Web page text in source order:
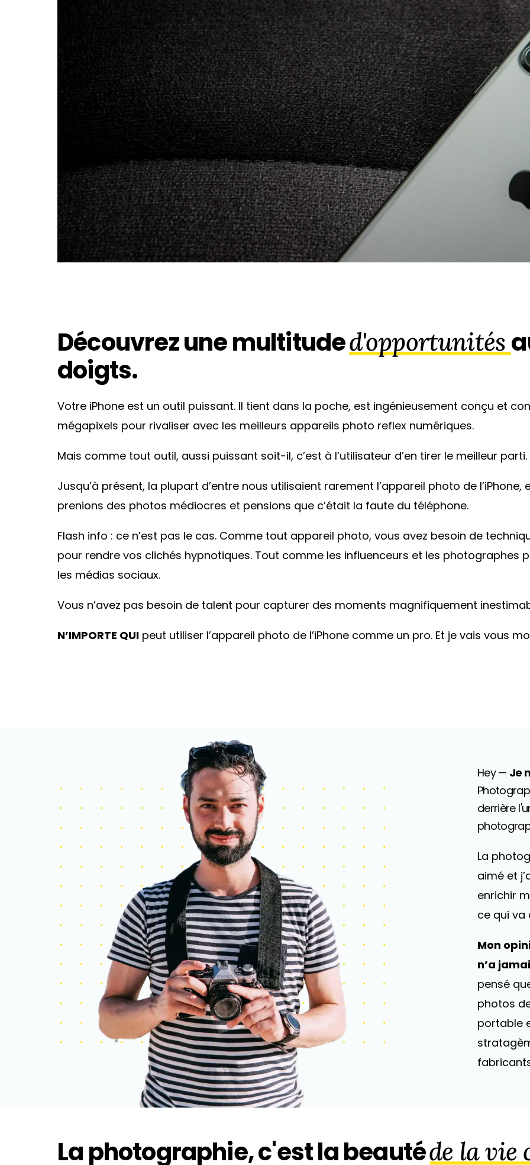
Découvrez une multituded'opportunités
doigts.
Votre iPhone est un outil puissant. Il tient dans la poche, est ingénieusement conçu et
mégapixels pour rivaliser avec les meilleurs appareils photo reflex numériques.
Mais comme tout outil, aussi puissant soit-il, c’est à l’utilisateur d’en tirer le meilleur parti.
Jusqu’à présent, la plupart d’entre nous utilisaient rarement l’appareil photo de
prenions des photos médiocres et pensions que c’était la faute du téléphone.
Flash info : ce n’est pas le cas. Comme tout appareil photo, vous avez besoin de
pour rendre vos clichés hypnotiques. Tout comme les influenceurs et les photographes
les médias sociaux.
Vous n’avez pas besoin de talent pour capturer des moments magnifiquement
N’IMPORTE QUI peut utiliser l’appareil photo de l’iPhone comme un pro. Et je vais vous
Hey — Je
derrière
La
aimé et
enrichir
ce qui va
Mon
n’a
pensé
photos
portable
La photographie, c'est la beautéde la vie